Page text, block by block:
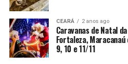
CEARÁ 2 anos ago
Caravanas de Natal
Fortaleza,
9, 10 e 11/11